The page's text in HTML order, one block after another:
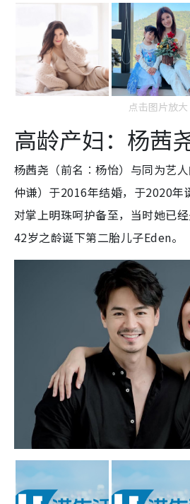
点击图片放大
高龄产妇：杨茜
杨茜尧（前名︰杨怡）与同为艺
仲谦）于2016年结婚，于2020年
对掌上明珠呵护备至，当时她已
42岁之龄诞下第二胎儿子Eden。